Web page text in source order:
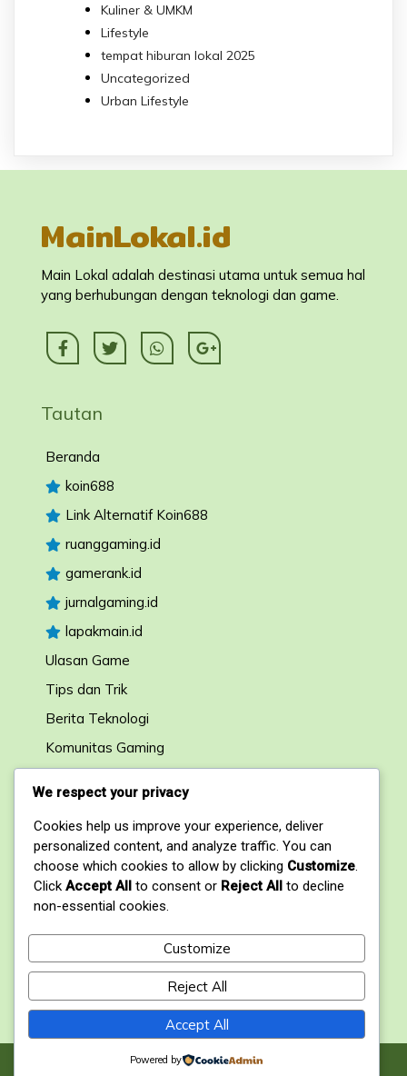
Kuliner & UMKM
Lifestyle
tempat hiburan lokal 2025
Uncategorized
Urban Lifestyle
MainLokal.id
Main Lokal adalah destinasi utama untuk semua hal
yang berhubungan dengan teknologi dan game.
Tautan
Beranda
koin688
Link Alternatif Koin688
ruanggaming.id
gamerank.id
jurnalgaming.id
lapakmain.id
Ulasan Game
Tips dan Trik
Berita Teknologi
Komunitas Gaming
Kontak
1, My Address, My Street, New York City, NY,
USA
+1234567890
contact@domain.com
© 2026 MainLokal.id
We respect your privacy
Cookies help us improve your experience, deliver
personalized content, and analyze traffic. You can
choose which cookies to allow by clicking Customize.
Click Accept All to consent or Reject All to decline
non-essential cookies.
Customize
Reject All
Accept All
Powered by